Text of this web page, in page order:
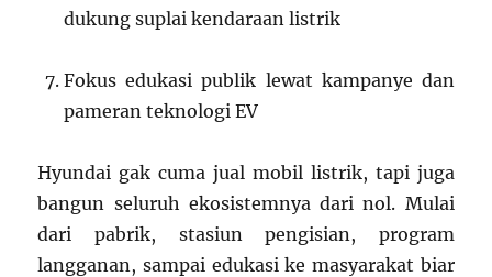
dukung suplai kendaraan listrik
Fokus edukasi publik lewat kampanye dan
pameran teknologi EV
Hyundai gak cuma jual mobil listrik, tapi juga
bangun seluruh ekosistemnya dari nol. Mulai
dari pabrik, stasiun pengisian, program
langganan, sampai edukasi ke masyarakat biar